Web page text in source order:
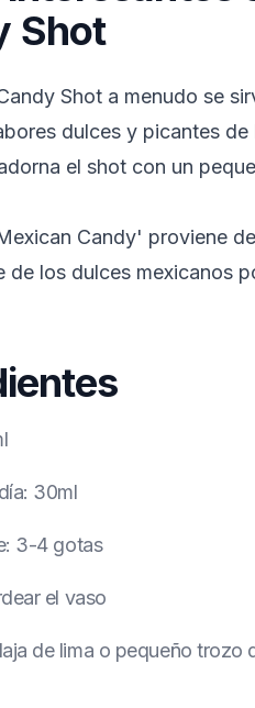
Shot
Shot a menudo se
dulces y picantes de
el shot con un
Candy' proviene
de los dulces mexicanos
: 30ml
: 3-4 gotas
el vaso
de lima o pequeño trozo